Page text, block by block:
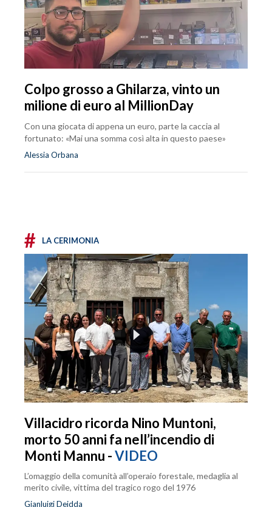
Colpo grosso a Ghilarza, vinto un
milione di euro al MillionDay
Con una giocata di appena un euro, parte la caccia al
fortunato: «Mai una somma così alta in questo paese»
Alessia Orbana
# LA CERIMONIA
Villacidro ricorda Nino Muntoni,
morto 50 anni fa nell’incendio di
Monti Mannu -VIDEO
L’omaggio della comunità all’operaio forestale, medaglia al
merito civile, vittima del tragico rogo del 1976
Gianluigi Deidda